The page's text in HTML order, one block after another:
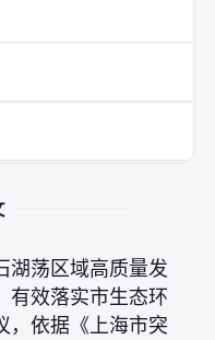
湖荡区域高质量发
有效落实市生态环
，依据《上海市突